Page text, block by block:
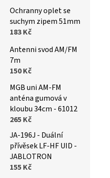
Ochranny oplet se
suchym zipem 51mm
183 Kč
Antenni svod AM/FM
7m
150 Kč
MGB uni AM-FM
anténa gumová v
kloubu 34cm - 61012
265 Kč
JA-196J - Duální
přívěsek LF-HF UID -
JABLOTRON
155 Kč